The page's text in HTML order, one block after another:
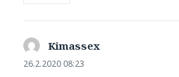
Kimassex
26.2.2020 08:23